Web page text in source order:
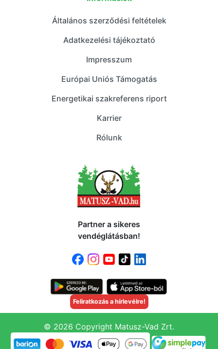
Általános szerződési feltételek
Adatkezelési tájékoztató
Impresszum
Európai Uniós Támogatás
Energetikai szakreferens riport
Karrier
Rólunk
Partner a sikeres
vendéglátásban!
Feliratkozás a hírlevélre!
© 2026 Copyright Matusz-Vad Zrt.